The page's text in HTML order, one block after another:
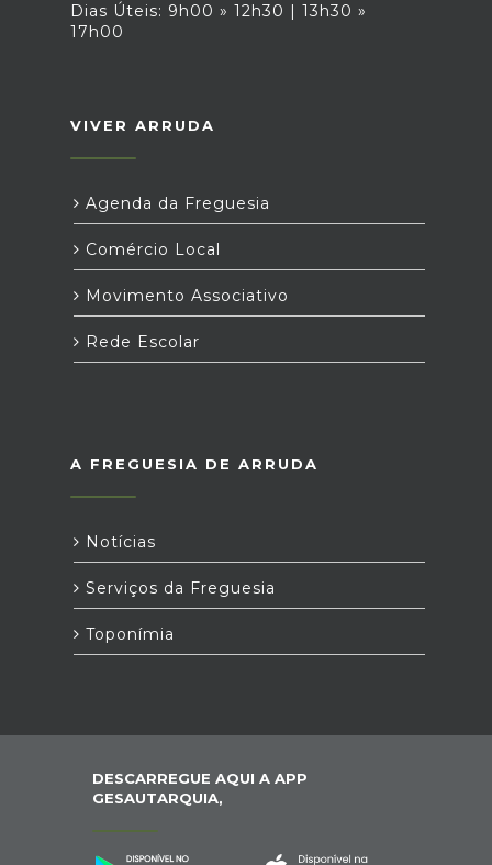
Dias Úteis: 9h00 » 12h30 | 13h30 »
17h00
VIVER ARRUDA
Agenda da Freguesia
Comércio Local
Movimento Associativo
Rede Escolar
A FREGUESIA DE ARRUDA
Notícias
Serviços da Freguesia
Toponímia
DESCARREGUE AQUI A APP
GESAUTARQUIA,